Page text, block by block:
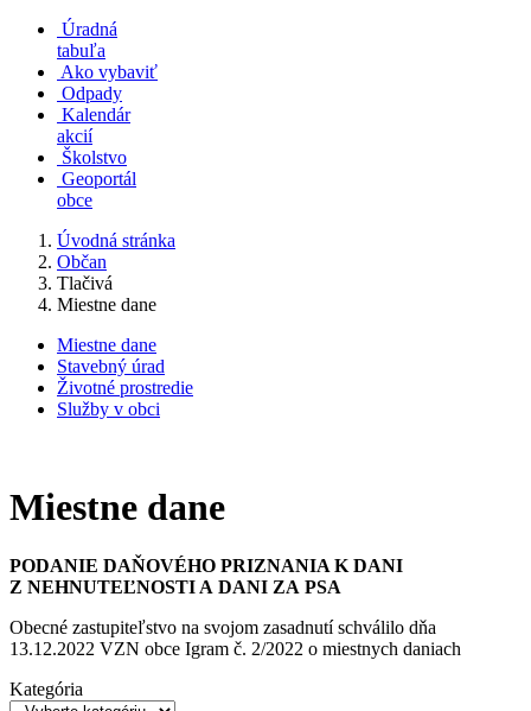
Úradná
tabuľa
Ako vybaviť
Odpady
Kalendár
akcií
Školstvo
Geoportál
obce
Úvodná stránka
Občan
Tlačivá
Miestne dane
Miestne dane
Stavebný úrad
Životné prostredie
Služby v obci
Miestne dane
PODANIE DAŇOVÉHO PRIZNANIA K DANI
Z NEHNUTEĽNOSTI A DANI ZA PSA
Obecné zastupiteľstvo na svojom zasadnutí schválilo dňa
13.12.2022 VZN obce Igram č. 2/2022 o miestnych daniach
Kategória